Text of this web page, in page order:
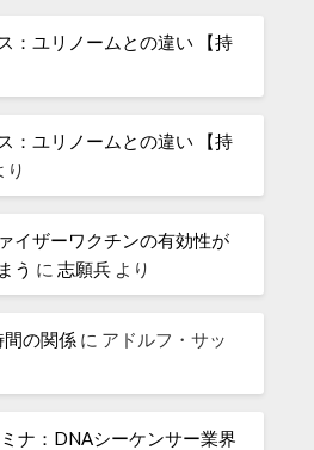
：ユリノームとの違い 【持
：ユリノームとの違い 【持
り
イザーワクチンの有効性が
う に志願兵 より
の関係 に アドルフ・サッ
ミナ：DNAシーケンサー業界